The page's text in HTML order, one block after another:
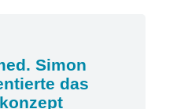
Simon
das